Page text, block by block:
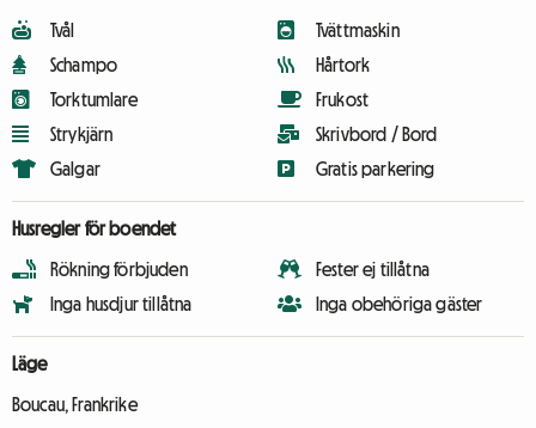
Tvål
Schampo
Torktumlare
Strykjärn
Galgar
Tvättmaskin
Hårtork
Frukost
Skrivbord / Bord
Gratis parkering
Husregler för boendet
Rökning förbjuden
Inga husdjur tillåtna
Fester ej tillåtna
Inga obehöriga gäster
Läge
Boucau, Frankrike